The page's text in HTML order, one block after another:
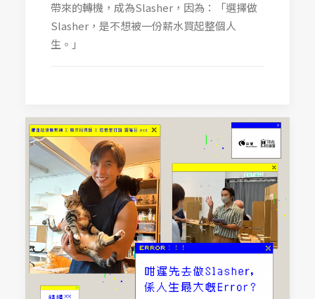
帶來的轉機，成為Slasher，因為：「選擇做
Slasher，是不想被一份薪水買起整個人
生。」